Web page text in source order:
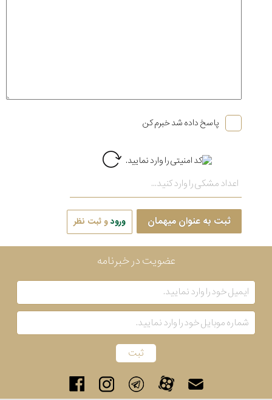
پاسخ داده شد خبرم کن
ثبت به عنوان میهمان ورودو ثبت نظر
عضویت در خبرنامه